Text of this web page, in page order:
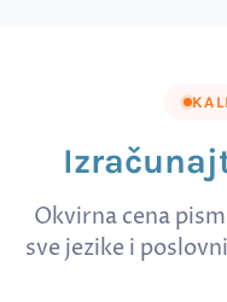
Okvirna cena
sve jezike i